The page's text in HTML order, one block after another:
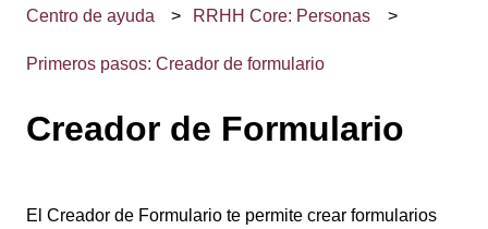
Centro de ayuda RRHH Core: Personas
Primeros pasos: Creador de formulario
Creador de Formulario
El Creador de Formulario te permite crear formularios